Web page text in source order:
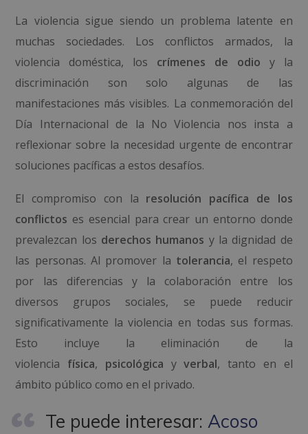
La violencia sigue siendo un problema latente en
muchas sociedades. Los conflictos armados, la
violencia doméstica, los crímenes de odio y la
discriminación son solo algunas de las
manifestaciones más visibles. La conmemoración del
Día Internacional de la No Violencia nos insta a
reflexionar sobre la necesidad urgente de encontrar
soluciones pacíficas a estos desafíos.
El compromiso con la resolución pacífica de los
conflictos es esencial para crear un entorno donde
prevalezcan los derechos humanos y la dignidad de
las personas. Al promover la tolerancia, el respeto
por las diferencias y la colaboración entre los
diversos grupos sociales, se puede reducir
significativamente la violencia en todas sus formas.
Esto incluye la eliminación de la
violencia física, psicológica yverbal, tanto en el
ámbito público como en el privado.
Te puede interesar: Acoso